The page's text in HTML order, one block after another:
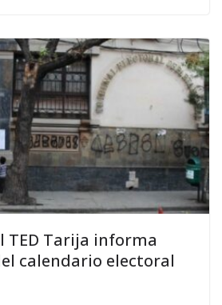
TED Tarija informa
calendario electoral